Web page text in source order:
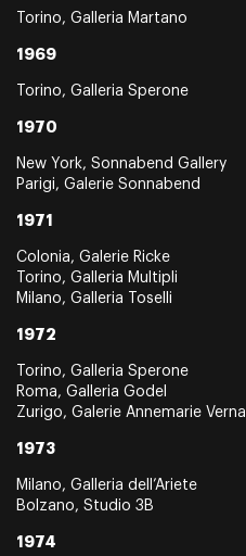
Torino, Galleria Martano
1969
Torino, Galleria Sperone
1970
New York, Sonnabend Gallery
Parigi, Galerie Sonnabend
1971
Colonia, Galerie Ricke
Torino, Galleria Multipli
Milano, Galleria Toselli
1972
Torino, Galleria Sperone
Roma, Galleria Godel
Zurigo, Galerie Annemarie Verna
1973
Milano, Galleria dell’Ariete
Bolzano, Studio 3B
1974